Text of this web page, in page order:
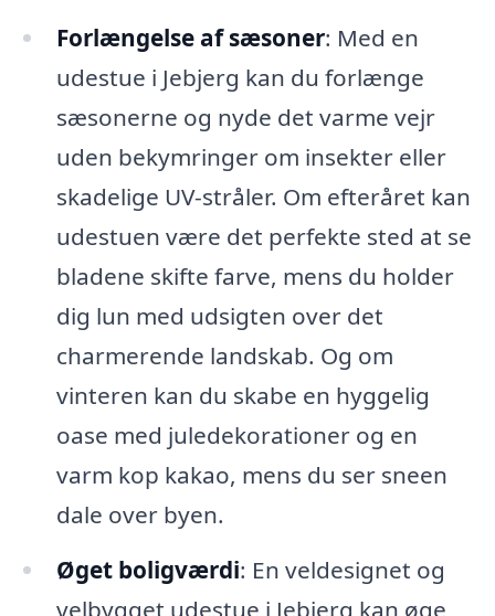
Forlængelse af sæsoner: Med en
udestue i Jebjerg kan du forlænge
sæsonerne og nyde det varme vejr
uden bekymringer om insekter eller
skadelige UV-stråler. Om efteråret kan
udestuen være det perfekte sted at se
bladene skifte farve, mens du holder
dig lun med udsigten over det
charmerende landskab. Og om
vinteren kan du skabe en hyggelig
oase med juledekorationer og en
varm kop kakao, mens du ser sneen
dale over byen.
Øget boligværdi: En veldesignet og
velbygget udestue i Jebjerg kan øge